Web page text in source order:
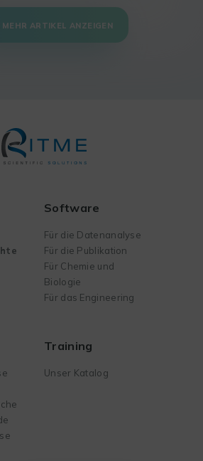
MEHR ARTIKEL ANZEIGEN
Software
Für die Datenanalyse
Für die Publikation
Für Chemie und
Biologie
Für das Engineering
Training
Unser Katalog